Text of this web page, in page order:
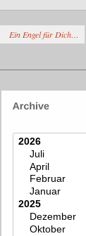
Ein Engel für Dich…